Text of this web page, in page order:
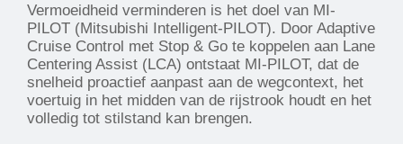
Vermoeidheid verminderen is het doel van MI-
PILOT (Mitsubishi Intelligent-PILOT). Door Adaptive
Cruise Control met Stop & Go te koppelen aan Lane
Centering Assist (LCA) ontstaat MI-PILOT, dat de
snelheid proactief aanpast aan de wegcontext, het
voertuig in het midden van de rijstrook houdt en het
volledig tot stilstand kan brengen.